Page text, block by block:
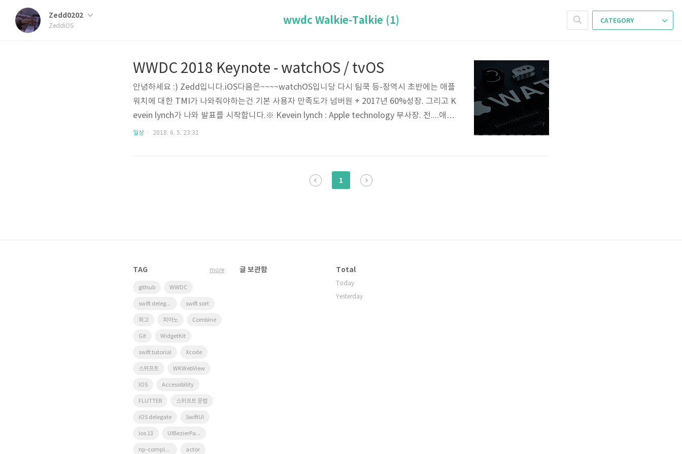
Zedd0202
ZeddiOS
CATEGORY
wwdc Walkie-Talkie (1)
WWDC 2018 Keynote - watchOS / tvOS
안녕하세요 :) Zedd입니다.iOS다음은~~~~watchOS입니당 다시 팀쿡 등-장역시 초반에는 애플
워치에 대한 TMI가 나와줘야하는건 기본 사용자 만족도가 넘버원 + 2017년 60%성장. 그리고 K
evein lynch가 나와 발표를 시작합니다.※ Kevein lynch : Apple technology 부사장. 전....애플
워치를 안쓰니..저게 뭔지 궁금했었는데... 가장 겉 빨간색은 움직이기가운데 초록색은 (강도높은)
니다.만약 내가 이기면..! 띠용뱃지같은거 받을 수 이씀 (여담이지만 이분 말이 넘..
일상 2018. 6. 5. 23:31
1
TAG
github WWDC
swift delegate swift sort
회고 피아노 Combine
Git WidgetKit
swift tutorial Xcode
스위프트 WKWebView
IOS Accessibility
FLUTTER 스위프트 문법
iOS delegate SwiftUI
ios 13 UIBezierPath
np-complete actor
more 글 보관함 Total
Today
Yesterday